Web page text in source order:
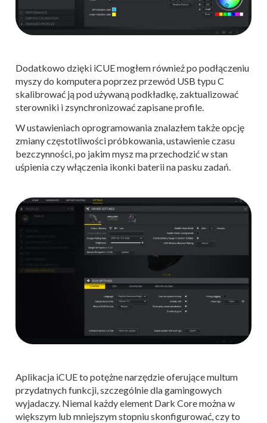
Dodatkowo dzięki iCUE mogłem również po podłączeniu
myszy do komputera poprzez przewód USB typu C
skalibrować ją pod używaną podkładkę, zaktualizować
sterowniki i zsynchronizować zapisane profile.
W ustawieniach oprogramowania znalazłem także opcję
zmiany częstotliwości próbkowania, ustawienie czasu
bezczynności, po jakim mysz ma przechodzić w stan
uśpienia czy włączenia ikonki baterii na pasku zadań.
Aplikacja iCUE to potężne narzędzie oferujące multum
przydatnych funkcji, szczególnie dla gamingowych
wyjadaczy. Niemal każdy element Dark Core można w
większym lub mniejszym stopniu skonfigurować, czy to